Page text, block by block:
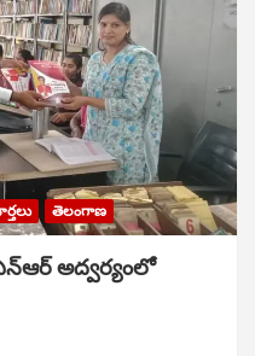
తెలంగాణ
అద్వర్యంలో